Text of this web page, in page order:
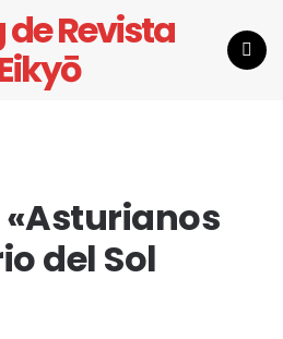
de Revista
del Sol